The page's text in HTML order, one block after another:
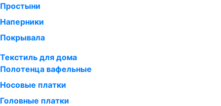
Простыни
Наперники
Покрывала
Текстиль для дома
Полотенца вафельные
Носовые платки
Головные платки